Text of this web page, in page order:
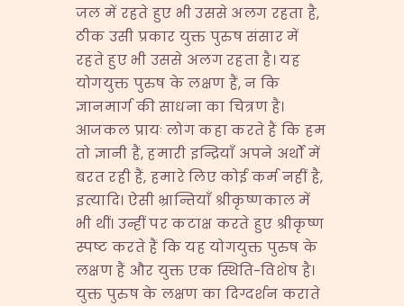
जल में रहते हुए भी उससे अलग रहता है,
ठीक उसी प्रकार युक्त पुरुष संसार में
रहते हुए भी उससे अलग रहता है। यह
योगयुक्त पुरुष के लक्षण हैं, न कि
ज्ञानमार्ग की साधना का चित्रण है।
आजकल प्रायः लोग कहा करते हैं कि हम
तो ज्ञानी हैं, हमारी इन्द्रियाँ अपने अर्थों में
बरत रही हैं, हमारे लिए कोई कर्म नहीं है,
इत्यादि। ऐसी भ्रान्तियाँ श्रीकृष्णकाल में
भी थीं। उन्हीं पर कटाक्ष करते हुए श्रीकृष्ण
स्पष्ट करते हैं कि यह योगयुक्त पुरुष के
लक्षण हैं और युक्त एक स्थिति-विशेष है।
युक्त पुरुष के लक्षण का दिग्दर्शन कराते